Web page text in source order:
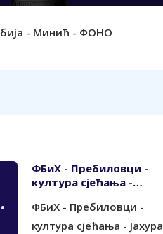
- Минић - ФОНО
ФБиХ - Пребиловци -
култура сјећања -
ФБиХ - Пребиловци -
култура сјећања - Јахура